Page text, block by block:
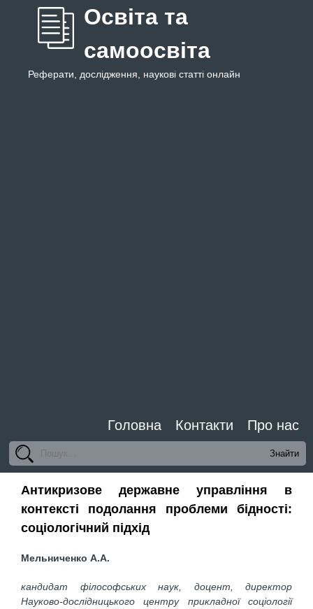
Освіта та
самоосвіта
Реферати, дослідження, наукові статті онлайн
Головна Контакти Про нас
Антикризове державне управління в
контексті подолання проблеми бідності:
соціологічний підхід
Мельниченко А.А.
кандидат філософських наук, доцент, директор
Науково-дослідницького центру прикладної соціології